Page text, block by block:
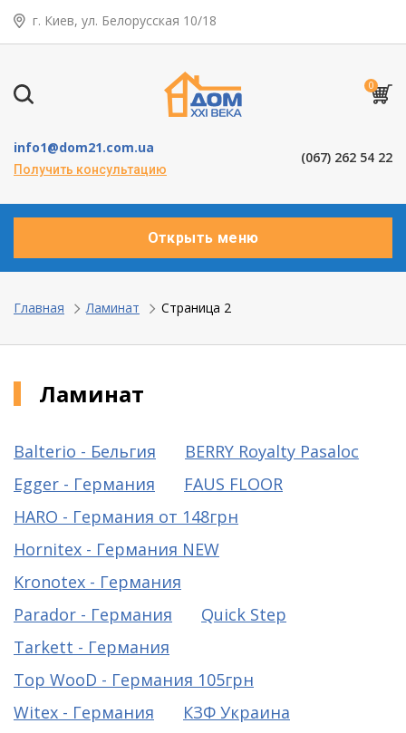
г. Киев, ул. Белорусская 10/18
(067) 262 54 22
info1@dom21.com.ua
Получить консультацию
0
Открыть меню
Главная Ламинат Страница 2
Ламинат
Balterio - Бельгия
BERRY Royalty Pasaloc
Egger - Германия
FAUS FLOOR
HARO - Германия от 148грн
Hornitex - Германия NEW
Kronotex - Германия
Parador - Германия
Quick Step
Tarkett - Германия
Top WooD - Германия 105грн
Witex - Германия
КЗФ Украина
← Назад
Пластиковые окна
Алюминевые окна
Двери межкомнатные
Паркет и паркетная доска
Ламинат
Пробковый пол
Подоконники